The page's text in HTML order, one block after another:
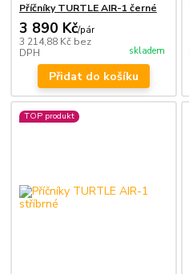
Příčníky TURTLE AIR-1 černé
3 890 Kč/pár
3 214,88 Kč bez
DPH
skladem
Přidat do košíku
TOP produkt